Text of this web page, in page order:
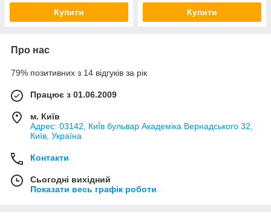
Купити Купити
Про нас
79% позитивних з 14 відгуків за рік
Працює з 01.06.2009
м. Київ
Адрес: 03142, КиЇв бульвар Академіка Вернадського 32,
Київ, Україна
Контакти
Сьогодні вихідний
Показати весь графік роботи